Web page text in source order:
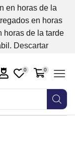
en horas de la
en horas
horas de la tarde
Descartar
0 0